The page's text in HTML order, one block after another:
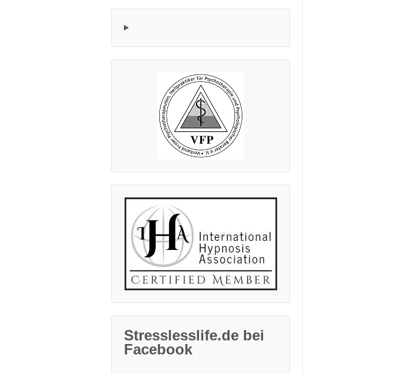
Stresslesslife.de bei
Facebook